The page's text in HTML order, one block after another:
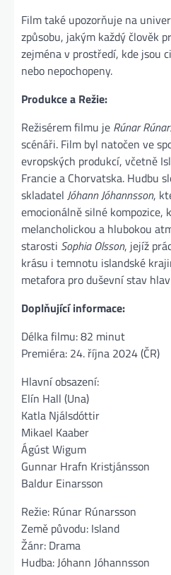
Film také upozorňuje na
způsobu, jakým každý člověk
zejména v prostředí, kde jsou
nebo nepochopeny.
Produkce a Režie:
Režisérem filmu je Rúnar
scénáři. Film byl natočen ve
evropských produkcí, včetně
Francie a Chorvatska. Hudbu
skladatel Jóhann Jóhannsson,
emocionálně silné kompozice,
melancholickou a hlubokou
starosti Sophia Olsson, jejíž
krásu i temnotu islandské
metafora pro duševní stav
Doplňující informace:
Délka filmu: 82 minut
Premiéra: 24. října 2024 (ČR)
Hlavní obsazení:
Elín Hall (Una)
Katla Njálsdóttir
Mikael Kaaber
Ágúst Wigum
Gunnar Hrafn Kristjánsson
Baldur Einarsson
Režie: Rúnar Rúnarsson
Země původu: Island
Žánr: Drama
Hudba: Jóhann Jóhannsson